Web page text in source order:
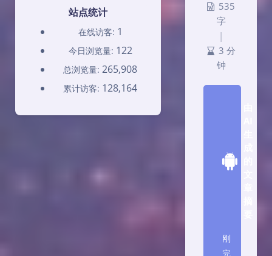
站点统计
在线访客: 1
今日浏览量: 122
总浏览量: 265,908
累计访客: 128,164
535
字
3 分
钟
刚
完